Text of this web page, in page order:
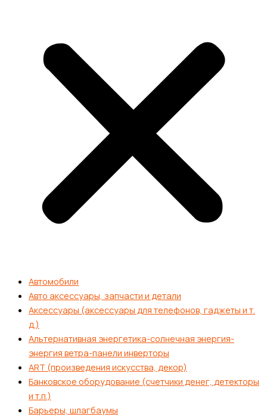
Автомобили
Авто аксессуары, запчасти и детали
Аксессуары (аксессуары для телефонов, гаджеты и т.
д.)
Альтернативная энергетика-солнечная энергия-
энергия ветра-панели инверторы
ART (произведения искусства, декор)
Банковское оборудование (счетчики денег, детекторы
и т.п.)
Барьеры, шлагбаумы